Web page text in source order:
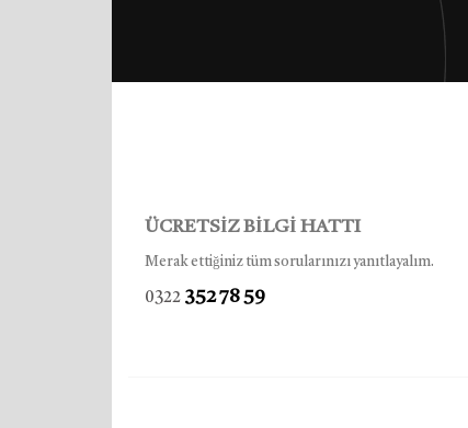
ÜCRETSİZ BİLGİ HATTI
Merak ettiğiniz tüm sorularınızı yanıtlayalım.
0322 352 78 59